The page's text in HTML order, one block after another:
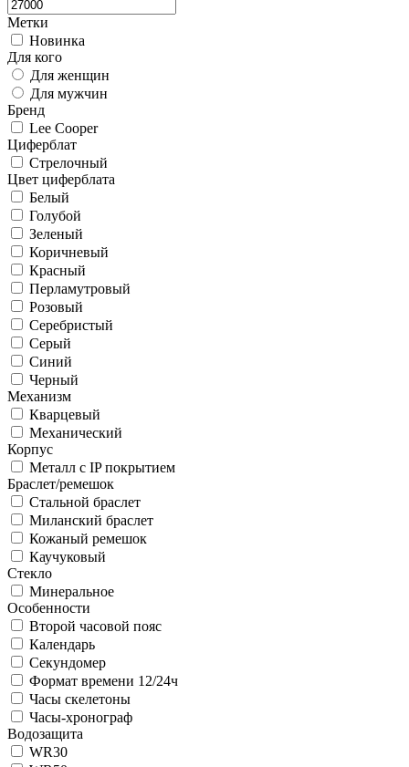
Метки
Новинка
Для кого
Для женщин
Для мужчин
Бренд
Lee Cooper
Циферблат
Стрелочный
Цвет циферблата
Белый
Голубой
Зеленый
Коричневый
Красный
Перламутровый
Розовый
Серебристый
Серый
Синий
Черный
Механизм
Кварцевый
Механический
Корпус
Металл с IP покрытием
Браслет/ремешок
Стальной браслет
Миланский браслет
Кожаный ремешок
Каучуковый
Стекло
Минеральное
Особенности
Второй часовой пояс
Календарь
Секундомер
Формат времени 12/24ч
Часы скелетоны
Часы-хронограф
Водозащита
WR30